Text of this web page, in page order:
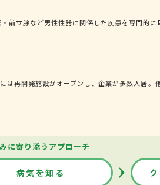
立腺など男性性器に関係した疾患を専門的に
再開発施設がオープンし、企業が多数入居。
に寄り添うアプローチ
病気を知る